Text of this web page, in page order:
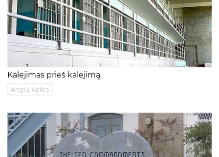
Kalėjimas prieš kalėjimą
Anglų Kalba